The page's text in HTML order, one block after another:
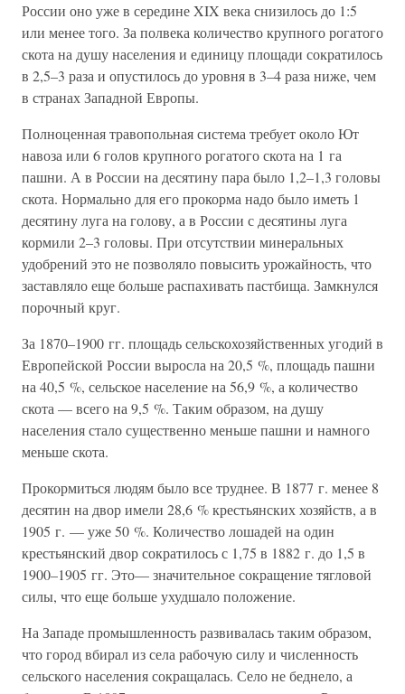
России оно уже в середине XIX века снизилось до 1:5
или менее того. За полвека количество крупного рогатого
скота на душу населения и единицу площади сократилось
в 2,5–3 раза и опустилось до уровня в 3–4 раза ниже, чем
в странах Западной Европы.
Полноценная травопольная система требует около Ют
навоза или 6 голов крупного рогатого скота на 1 га
пашни. А в России на десятину пара было 1,2–1,3 головы
скота. Нормально для его прокорма надо было иметь 1
десятину луга на голову, а в России с десятины луга
кормили 2–3 головы. При отсутствии минеральных
удобрений это не позволяло повысить урожайность, что
заставляло еще больше распахивать пастбища. Замкнулся
порочный круг.
За 1870–1900 гг. площадь сельскохозяйственных угодий в
Европейской России выросла на 20,5 %, площадь пашни
на 40,5 %, сельское население на 56,9 %, а количество
скота — всего на 9,5 %. Таким образом, на душу
населения стало существенно меньше пашни и намного
меньше скота.
Прокормиться людям было все труднее. В 1877 г. менее 8
десятин на двор имели 28,6 % крестьянских хозяйств, а в
1905 г. — уже 50 %. Количество лошадей на один
крестьянский двор сократилось с 1,75 в 1882 г. до 1,5 в
1900–1905 гг. Это— значительное сокращение тягловой
силы, что еще больше ухудшало положение.
На Западе промышленность развивалась таким образом,
что город вбирал из села рабочую силу и численность
сельского населения сокращалась. Село не беднело, а